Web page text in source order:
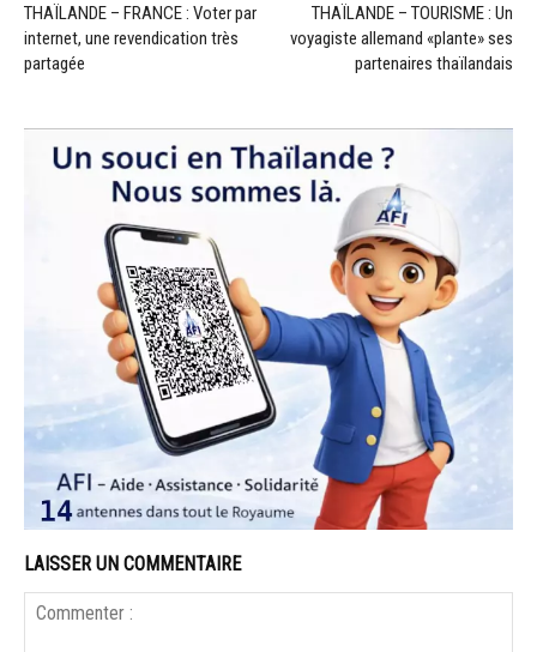
THAÏLANDE – FRANCE : Voter par
internet, une revendication très
partagée
THAÏLANDE – TOURISME : Un
voyagiste allemand «plante» ses
partenaires thaïlandais
LAISSER UN COMMENTAIRE